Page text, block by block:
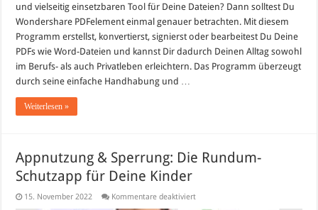
und vielseitig einsetzbaren Tool für Deine Dateien? Dann solltest Du
Wondershare PDFelement einmal genauer betrachten. Mit diesem
Programm erstellst, konvertierst, signierst oder bearbeitest Du Deine
PDFs wie Word-Dateien und kannst Dir dadurch Deinen Alltag sowohl
im Berufs- als auch Privatleben erleichtern. Das Programm überzeugt
durch seine einfache Handhabung und …
Weiterlesen »
Appnutzung & Sperrung: Die Rundum-
Schutzapp für Deine Kinder
15. November 2022 Kommentare deaktiviertfür